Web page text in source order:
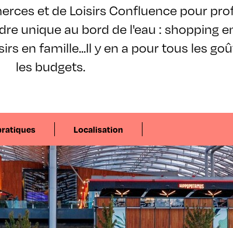
et de Loisirs Confluence pour
unique au bord de l'eau : shopping
en famille...Il y en a pour tous les
les budgets.
Localisation